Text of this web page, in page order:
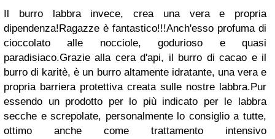
Il burro labbra invece, crea una vera e propria
dipendenza!Ragazze è fantastico!!!Anch'esso profuma di
cioccolato alle nocciole, godurioso e quasi
paradisiaco.Grazie alla cera d'api, il burro di cacao e il
burro di karitè, è un burro altamente idratante, una vera e
propria barriera protettiva creata sulle nostre labbra.Pur
essendo un prodotto per lo più indicato per le labbra
secche e screpolate, personalmente lo consiglio a tutte,
ottimo anche come trattamento intensivo